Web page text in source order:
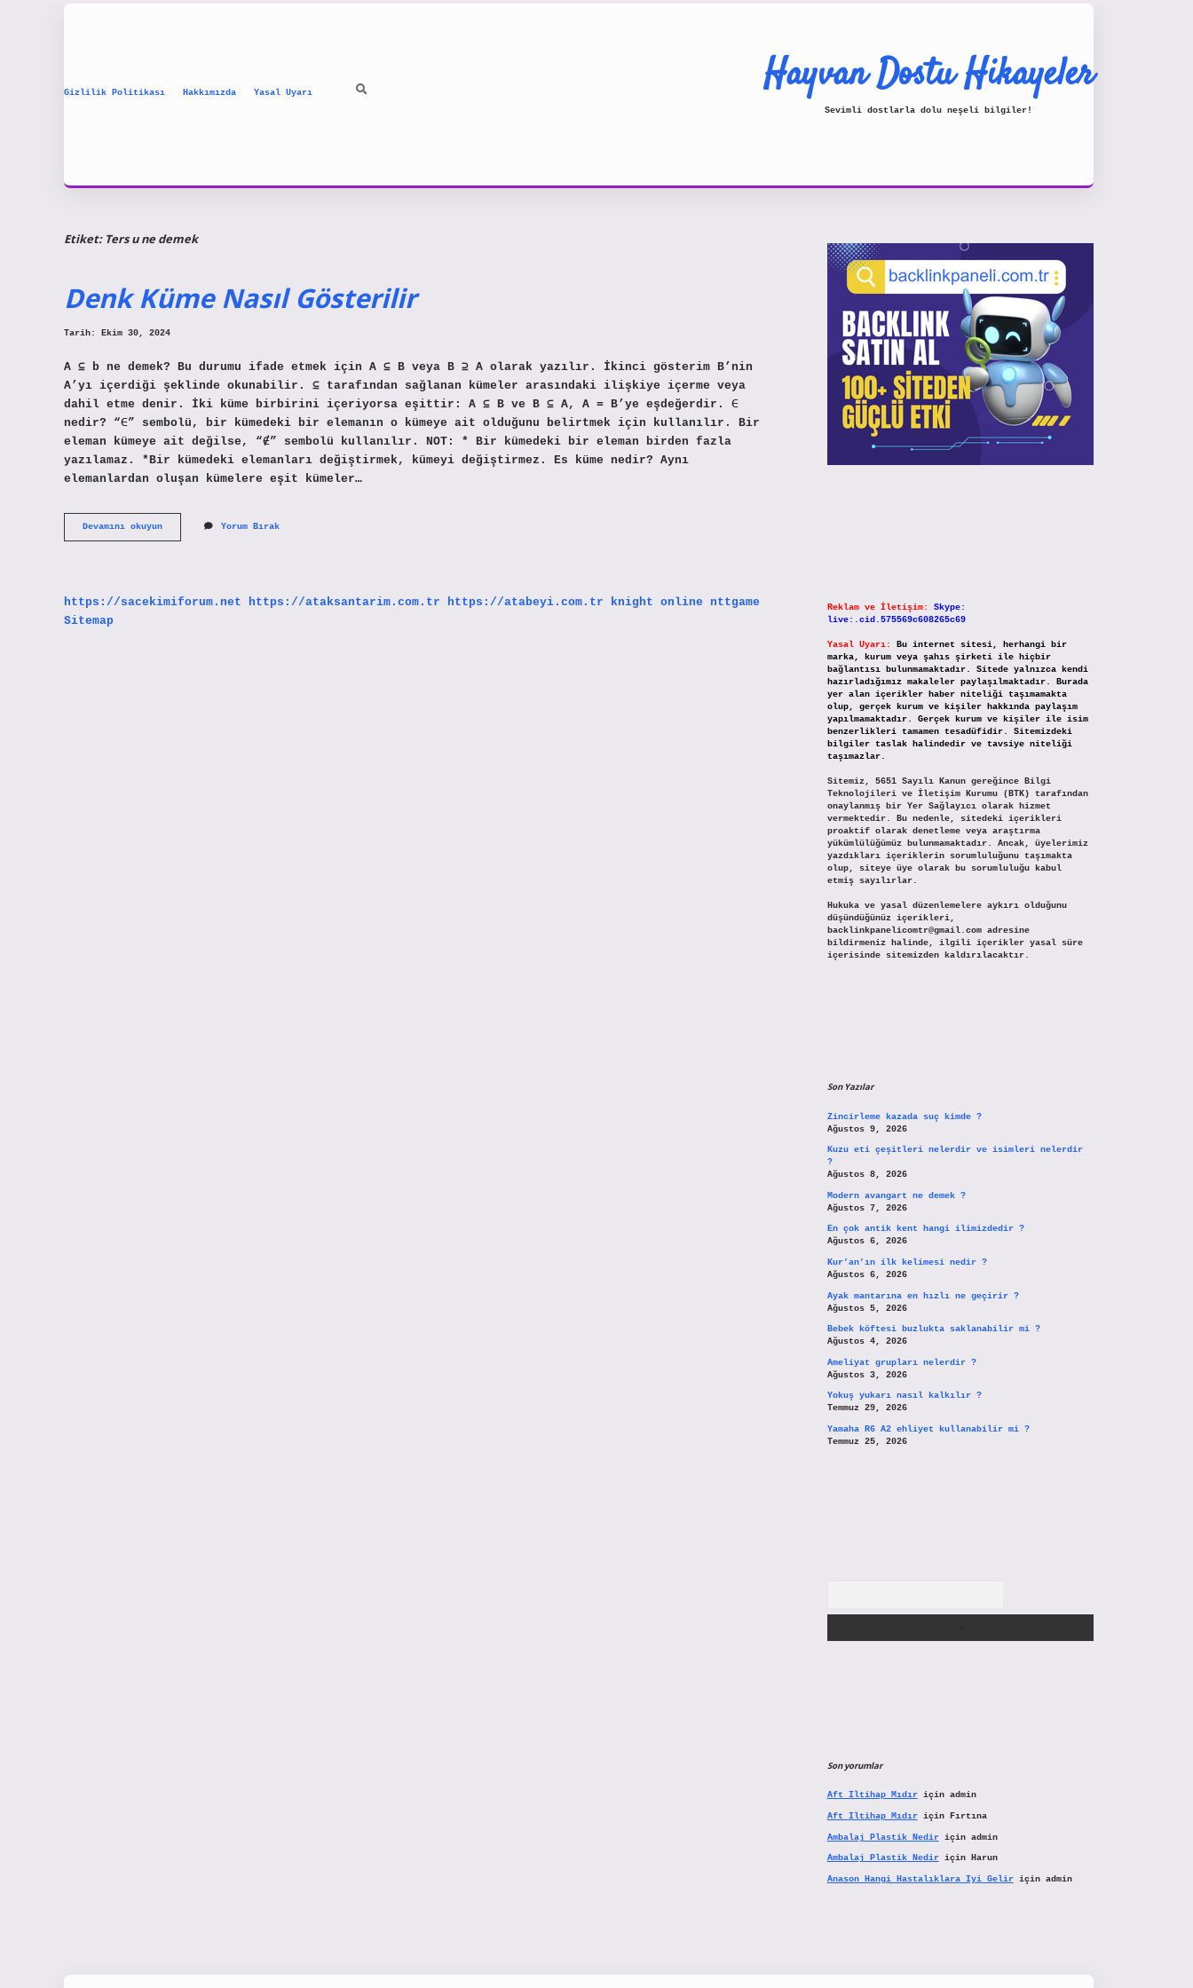
Gizlilik Politikası Hakkımızda Yasal Uyarı Hayvan Dostu Hikayeler
Sevimli dostlarla dolu neşeli bilgiler!
Etiket: Ters u ne demek
Denk Küme Nasıl Gösterilir
Tarih: Ekim 30, 2024
A ⊆ b ne demek? Bu durumu ifade etmek için A ⊆ B veya B ⊇ A olarak yazılır. İkinci gösterim B’nin
A’yı içerdiği şeklinde okunabilir. ⊆ tarafından sağlanan kümeler arasındaki ilişkiye içerme veya
dahil etme denir. İki küme birbirini içeriyorsa eşittir: A ⊆ B ve B ⊆ A, A = B’ye eşdeğerdir. ∈
nedir? “∈” sembolü, bir kümedeki bir elemanın o kümeye ait olduğunu belirtmek için kullanılır. Bir
eleman kümeye ait değilse, “∉” sembolü kullanılır. NOT: * Bir kümedeki bir eleman birden fazla
yazılamaz. *Bir kümedeki elemanları değiştirmek, kümeyi değiştirmez. Es küme nedir? Aynı
elemanlardan oluşan kümelere eşit kümeler…
Devamını okuyunDenk
Küme
Yorum Bırak
https://sacekimiforum.net https://ataksantarim.com.tr https://atabeyi.com.tr knight online nttgame
Sitemap
Reklam ve İletişim:
Skype:
live:.cid.575569c608265c69
Yasal Uyarı:
Bu internet sitesi, herhangi bir
marka, kurum veya şahıs şirketi ile hiçbir
bağlantısı bulunmamaktadır. Sitede yalnızca kendi
hazırladığımız makaleler paylaşılmaktadır. Burada
yer alan içerikler haber niteliği taşımamakta
olup, gerçek kurum ve kişiler hakkında paylaşım
yapılmamaktadır. Gerçek kurum ve kişiler ile isim
benzerlikleri tamamen tesadüfidir. Sitemizdeki
bilgiler taslak halindedir ve tavsiye niteliği
taşımazlar.
Sitemiz, 5651 Sayılı Kanun gereğince Bilgi
Teknolojileri ve İletişim Kurumu (BTK) tarafından
onaylanmış bir Yer Sağlayıcı olarak hizmet
vermektedir. Bu nedenle, sitedeki içerikleri
proaktif olarak denetleme veya araştırma
yükümlülüğümüz bulunmamaktadır. Ancak, üyelerimiz
yazdıkları içeriklerin sorumluluğunu taşımakta
olup, siteye üye olarak bu sorumluluğu kabul
etmiş sayılırlar.
Hukuka ve yasal düzenlemelere aykırı olduğunu
düşündüğünüz içerikleri,
backlinkpanelicomtr@gmail.comadresine
bildirmeniz halinde, ilgili içerikler yasal süre
içerisinde sitemizden kaldırılacaktır.
Son Yazılar
Zincirleme kazada suç kimde ?
Ağustos 9, 2026
Kuzu eti çeşitleri nelerdir ve isimleri nelerdir
?
Ağustos 8, 2026
Modern avangart ne demek ?
Ağustos 7, 2026
En çok antik kent hangi ilimizdedir ?
Ağustos 6, 2026
Kur’an’ın ilk kelimesi nedir ?
Ağustos 6, 2026
Ayak mantarına en hızlı ne geçirir ?
Ağustos 5, 2026
Bebek köftesi buzlukta saklanabilir mi ?
Ağustos 4, 2026
Ameliyat grupları nelerdir ?
Ağustos 3, 2026
Yokuş yukarı nasıl kalkılır ?
Temmuz 29, 2026
Yamaha R6 A2 ehliyet kullanabilir mi ?
Temmuz 25, 2026
Son yorumlar
Aft Iltihap Mıdıriçin admin
Aft Iltihap Mıdıriçin Fırtına
Ambalaj Plastik Nediriçin admin
Ambalaj Plastik Nediriçin Harun
Anason Hangi Hastalıklara Iyi Geliriçin admin